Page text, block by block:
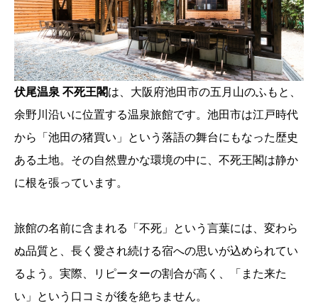
伏尾温泉 不死王閣は、大阪府池田市の五月山のふもと、
余野川沿いに位置する温泉旅館です。池田市は江戸時代
から「池田の猪買い」という落語の舞台にもなった歴史
ある土地。その自然豊かな環境の中に、不死王閣は静か
に根を張っています。
旅館の名前に含まれる「不死」という言葉には、変わら
ぬ品質と、長く愛され続ける宿への思いが込められてい
るよう。実際、リピーターの割合が高く、「また来た
い」という口コミが後を絶ちません。